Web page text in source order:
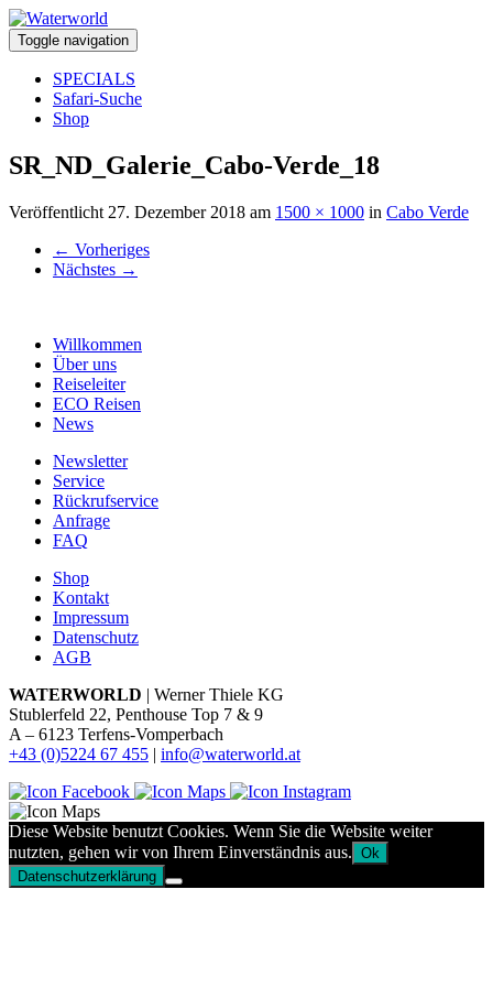
Toggle navigation
SPECIALS
Safari-Suche
Shop
SR_ND_Galerie_Cabo-Verde_18
Veröffentlicht 27. Dezember 2018 am 1500 × 1000 in Cabo Verde
← Vorheriges
Nächstes →
Willkommen
Über uns
Reiseleiter
ECO Reisen
News
Newsletter
Service
Rückrufservice
Anfrage
FAQ
Shop
Kontakt
Impressum
Datenschutz
AGB
WATERWORLD | Werner Thiele KG
Stublerfeld 22, Penthouse Top 7 & 9
A – 6123 Terfens-Vomperbach
+43 (0)5224 67 455 | info@waterworld.at
Diese Website benutzt Cookies. Wenn Sie die Website weiter
nutzten, gehen wir von Ihrem Einverständnis aus. Ok
Datenschutzerklärung